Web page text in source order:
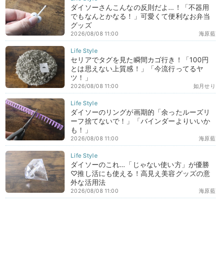
ダイソーさんこんなの反則だよ…！「不器用
でもなんとかなる！」可愛くて便利なお弁当
グッズ
海原藍
2026/08/08 11:00
セリアでタグを見た瞬間カゴ行き！「100円
とは思えない上質感！」「今流行ってるヤ
ツ！」
如月せり
2026/08/08 11:00
ダイソーのリングが画期的「余ったルーズリ
ーフ捨てないで！」「バインダーよりいいか
も！」
海原藍
2026/08/08 11:00
ダイソーのこれ…「じゃない使い方」が優勝
♡推し活にも使える！高見え美容グッズの意
外な活用法
海原藍
2026/08/08 11:00